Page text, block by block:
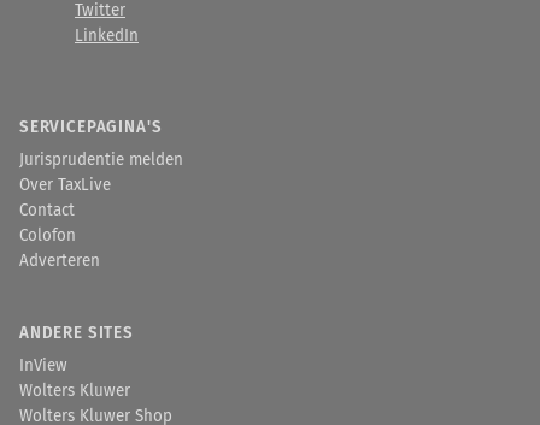
Twitter
LinkedIn
SERVICEPAGINA'S
Jurisprudentie melden
Over TaxLive
Contact
Colofon
Adverteren
ANDERE SITES
InView
Wolters Kluwer
Wolters Kluwer Shop